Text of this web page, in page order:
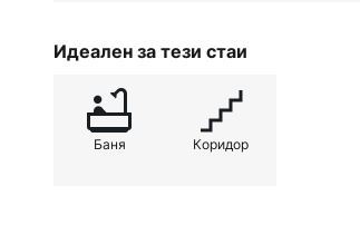
Идеален за тези стаи
Баня Коридор